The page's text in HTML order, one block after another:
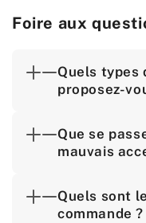
Foire aux
Quels types
proposez-
Que se
mauvais
Quels sont
commande ?